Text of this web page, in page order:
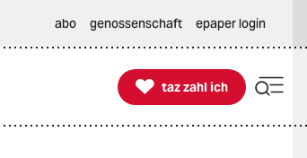
abo genossenschaft epaper login

taz zahl ich
taz zahl ich